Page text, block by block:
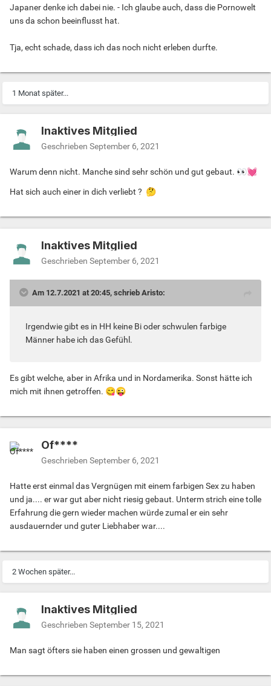
Japaner denke ich dabei nie. - Ich glaube auch, dass die Pornowelt
uns da schon beeinflusst hat.
Tja, echt schade, dass ich das noch nicht erleben durfte.
1 Monat später...
Inaktives Mitglied
Geschrieben September 6, 2021
Warum denn nicht. Manche sind sehr schön und gut gebaut. 👀💓
Hat sich auch einer in dich verliebt ? 🤔
Inaktives Mitglied
Geschrieben September 6, 2021
Am 12.7.2021 at 20:45, schrieb Aristo:
Irgendwie gibt es in HH keine Bi oder schwulen farbige
Männer habe ich das Gefühl.
Es gibt welche, aber in Afrika und in Nordamerika. Sonst hätte ich
mich mit ihnen getroffen. 😋😜
Of****
Geschrieben September 6, 2021
Hatte erst einmal das Vergnügen mit einem farbigen Sex zu haben
und ja.... er war gut aber nicht riesig gebaut. Unterm strich eine tolle
Erfahrung die gern wieder machen würde zumal er ein sehr
ausdauernder und guter Liebhaber war....
2 Wochen später...
Inaktives Mitglied
Geschrieben September 15, 2021
Man sagt öfters sie haben einen grossen und gewaltigen